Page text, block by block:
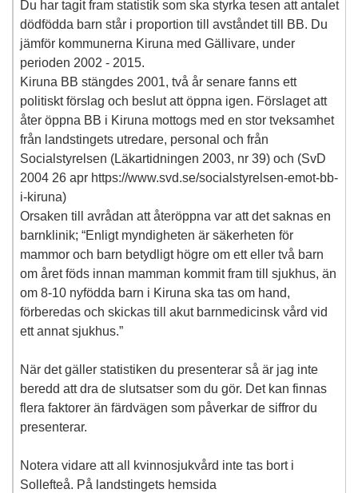
Du har tagit fram statistik som ska styrka tesen att antalet
dödfödda barn står i proportion till avståndet till BB. Du
jämför kommunerna Kiruna med Gällivare, under
perioden 2002 - 2015.
Kiruna BB stängdes 2001, två år senare fanns ett
politiskt förslag och beslut att öppna igen. Förslaget att
åter öppna BB i Kiruna mottogs med en stor tveksamhet
från landstingets utredare, personal och från
Socialstyrelsen (Läkartidningen 2003, nr 39) och (SvD
2004 26 apr https://www.svd.se/socialstyrelsen-emot-bb-
i-kiruna)
Orsaken till avrådan att återöppna var att det saknas en
barnklinik; “Enligt myndigheten är säkerheten för
mammor och barn betydligt högre om ett eller två barn
om året föds innan mamman kommit fram till sjukhus, än
om 8-10 nyfödda barn i Kiruna ska tas om hand,
förberedas och skickas till akut barnmedicinsk vård vid
ett annat sjukhus.”
När det gäller statistiken du presenterar så är jag inte
beredd att dra de slutsatser som du gör. Det kan finnas
flera faktorer än färdvägen som påverkar de siffror du
presenterar.
Notera vidare att all kvinnosjukvård inte tas bort i
Sollefteå. På landstingets hemsida